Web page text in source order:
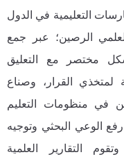
التعليمية في الدول
الرصين؛ عبر جمع
مختصر مع التعليق
لمتخذي القرار، وصناع
في منظومات التعليم
الوعي البحثي وتوجيه
التقارير العلمية